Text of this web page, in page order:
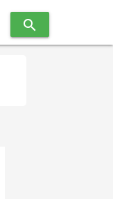
search